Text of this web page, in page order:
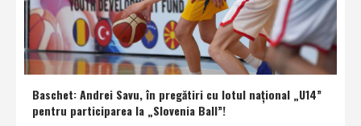
Baschet: Andrei Savu, în pregătiri cu lotul naţional „U14”
pentru participarea la „Slovenia Ball”!